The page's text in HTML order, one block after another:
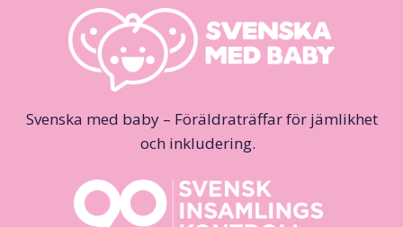
Svenska med baby – Föräldraträffar för jämlikhet
och inkludering.